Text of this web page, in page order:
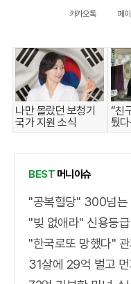
카카오톡 페
나만 몰랐던 보청기
국가 지원 소식
“친
퉜
BEST 머니이슈
"빚 없애라" 신용등